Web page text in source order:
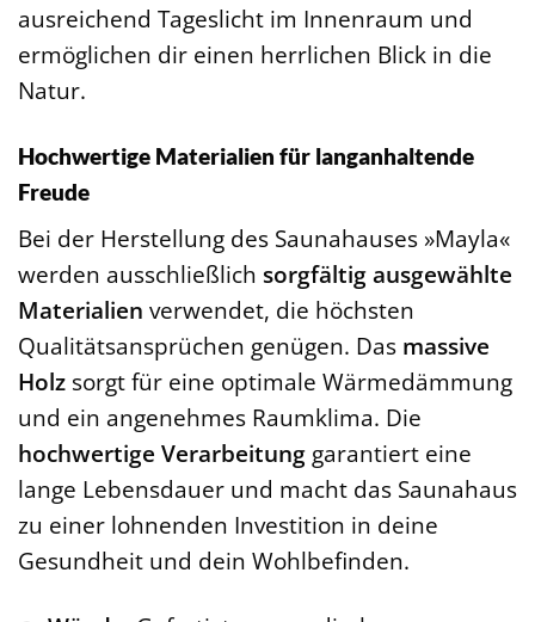
ausreichend Tageslicht im Innenraum und
ermöglichen dir einen herrlichen Blick in die
Natur.
Hochwertige Materialien für langanhaltende
Freude
Bei der Herstellung des Saunahauses »Mayla«
werden ausschließlich sorgfältig ausgewählte
Materialien verwendet, die höchsten
Qualitätsansprüchen genügen. Das massive
Holz sorgt für eine optimale Wärmedämmung
und ein angenehmes Raumklima. Die
hochwertige Verarbeitung garantiert eine
lange Lebensdauer und macht das Saunahaus
zu einer lohnenden Investition in deine
Gesundheit und dein Wohlbefinden.